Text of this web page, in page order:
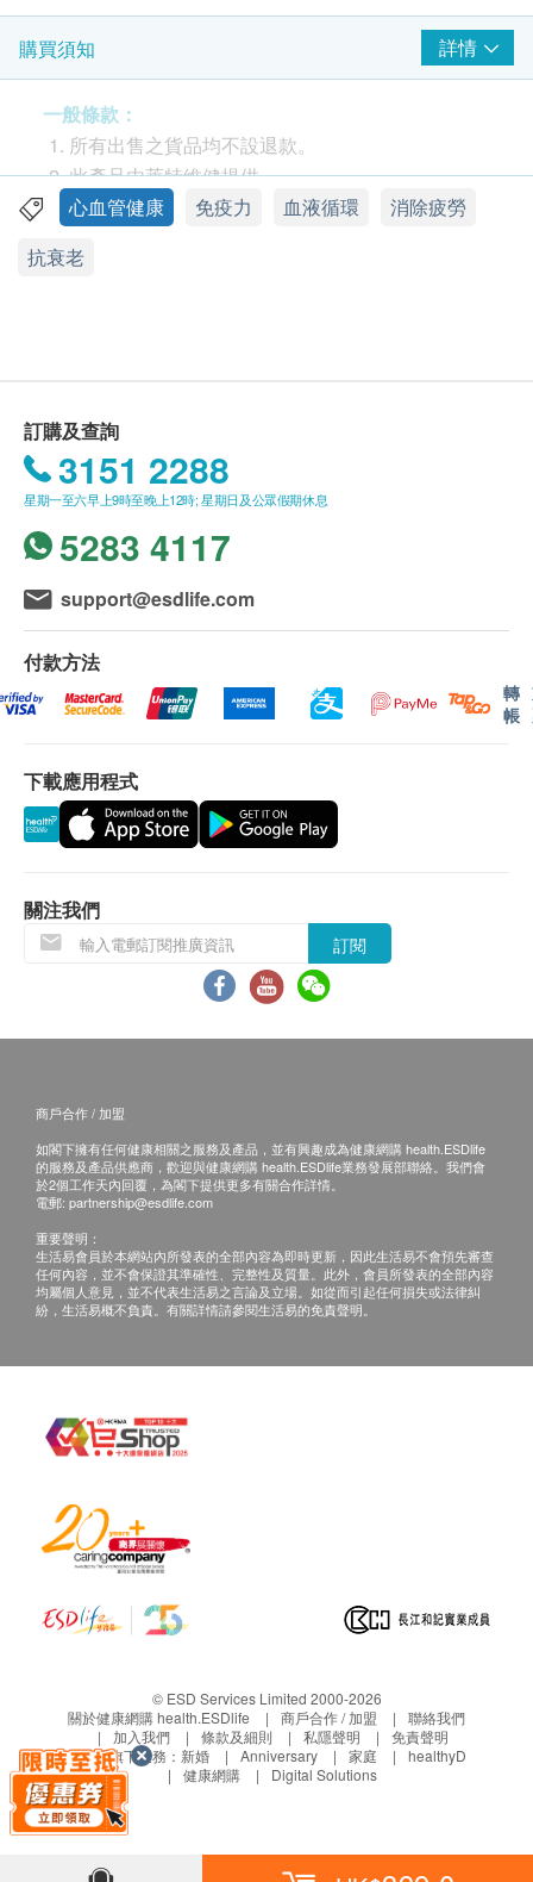
產地
香港
包裝
每瓶60粒，每粒580毫克
保健功效
清除血管廢物，增加血管彈性，促進血液循環，改
有機三七，西洋參，納豆激酶，明膠膠囊
食用方法
口服，每日1次，每次2粒
購買須知 詳情
一般條款：
所有出售之貨品均不設退款。
此產品由萊特維健提供。
如有任何爭議，萊特維健及健康網購
我們將於確定訂單後3-5個工作天內安排發貨。
不排除運送時間會因節日而有所影響。當八號烈風
訊號懸掛或黑色暴雨警告生效時，送貨服務時間將
會延遲。
所有訂單須視乎相關貨品的供應情況再作最後確
易有權拒絕接受該訂單，並且會於送貨前透過電話
或電郵通知顧客再作安排。
保用：
退換條款：
當顧客收取已訂購之貨品時，有責任檢查貨品是否
退換產品必須包裝完整，如退換之產品有任何殘缺
或過期退回，供應商有權不受理。
如有其他損壞或遺漏查詢，顧客必須保留有效收據
正本，並於送貨後3個工作天內按下列方式聯絡 萊
特維健 客戶服務部跟進。
查詢熱線: 2114 2333 / 6735 6223
心血管健康 免疫力 血液循環
消除疲勞
抗衰老
訂購及查詢
3151 2288
星期一至六早上9時至晚上12時; 星期日及公眾假期休息
5283 4117
support@esdlife.com
付款方法
轉
帳
下載應用程式
關注我們
訂閱
商戶合作 / 加盟
如閣下擁有任何健康相關之服務及產品，並有興趣成為健康網購 health.ESDlife
的服務及產品供應商，歡迎與健康網購 health.ESDlife業務發展部聯絡。我們會
於2個工作天內回覆，為閣下提供更多有關合作詳情。
電郵: partnership@esdlife.com
重要聲明：
生活易會員於本網站內所發表的全部內容為即時更新，因此生活易不會預先審查
任何內容，並不會保證其準確性、完整性及質量。此外，會員所發表的全部內容
均屬個人意見，並不代表生活易之言論及立場。如從而引起任何損失或法律糾
紛，生活易概不負責。有關詳情請參閱生活易的免責聲明。
© ESD Services Limited 2000-2026
關於健康網購 health.ESDlife
商戶合作 / 加盟
聯絡我們
加入我們
條款及細則 私隱聲明
免責聲明
生活易旗下業務： 新婚 Anniversary 家庭
healthyD
健康網購
Digital Solutions